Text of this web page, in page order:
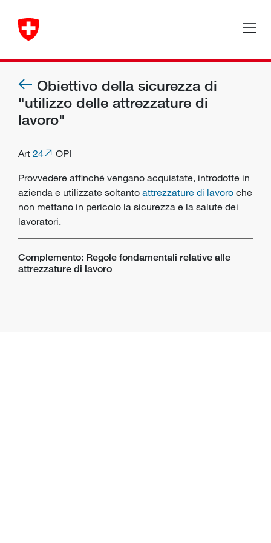
Obiettivo della sicurezza di
"utilizzo delle attrezzature di
lavoro"
Art 24
OPI
Provvedere affinché vengano acquistate, introdotte in
azienda e utilizzate soltanto attrezzature di lavoro che
non mettano in pericolo la sicurezza e la salute dei
lavoratori.
Complemento: Regole fondamentali relative alle
attrezzature di lavoro